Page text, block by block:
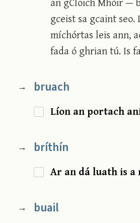
gceist sa gcaint
míchórtas leis ann,
fada ó ghrian tú. Is
→ bruach
Líon an portach
→ bríthín
Ar an dá luath is
→ buail